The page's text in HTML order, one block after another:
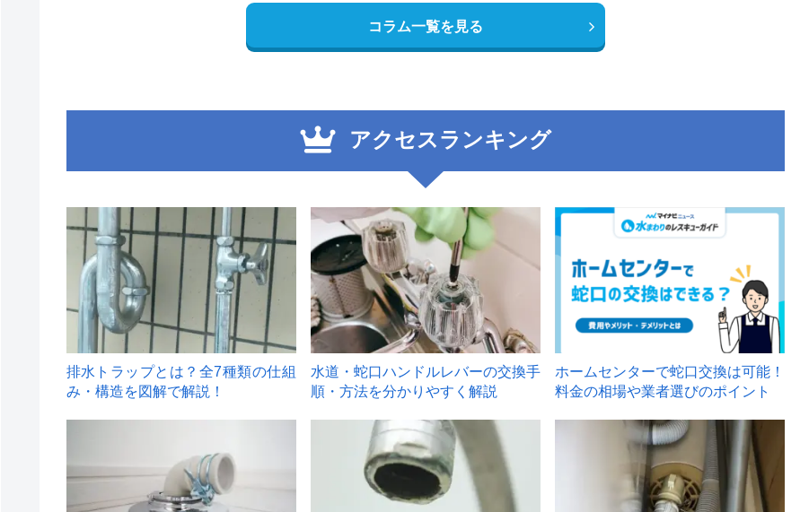
コラム一覧を見る
アクセスランキング
1
排水トラップとは？全7種類の仕組
み・構造を図解で解説！
2
水道・蛇口ハンドルレバーの交換手
順・方法を分かりやすく解説
ホームセンターで蛇口交換は可能！
料金の相場や業者選びのポイント